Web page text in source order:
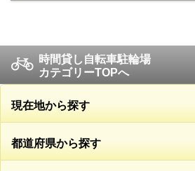
時間貸し自転車駐輪場
カテゴリーTOPへ
現在地から探す
都道府県から探す